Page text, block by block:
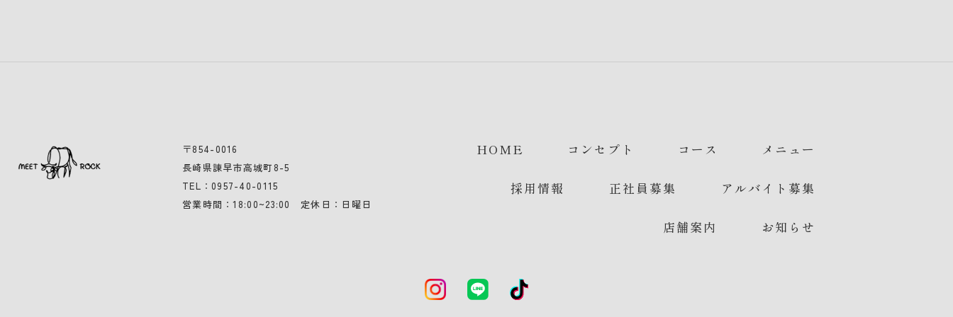
〒854-0016
長崎県諫早市高城町8-5
TEL：0957-40-0115
営業時間：18:00~23:00 定休日：日曜日
HOME コンセプト コース メニュー
採用情報 正社員募集 アルバイト募集
店舗案内 お知らせ